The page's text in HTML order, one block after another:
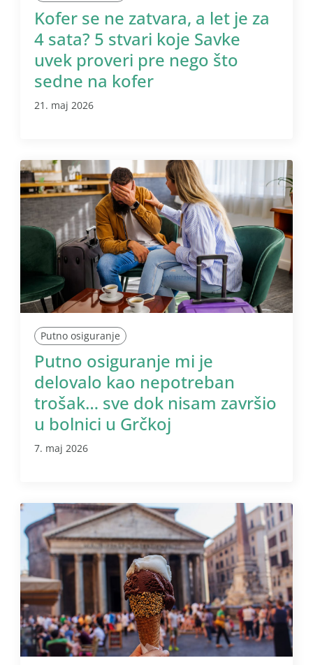
Kofer se ne zatvara, a let je za
4 sata? 5 stvari koje Savke
uvek proveri pre nego što
sedne na kofer
21. maj 2026
Putno osiguranje
Putno osiguranje mi je
delovalo kao nepotreban
trošak… sve dok nisam završio
u bolnici u Grčkoj
7. maj 2026